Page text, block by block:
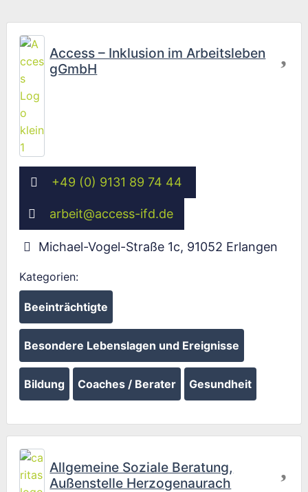
Access – Inklusion im Arbeitsleben
gGmbH
+49 (0) 9131 89 74 44
arbeit@access-ifd.de
Michael-Vogel-Straße 1c, 91052 Erlangen
Kategorien:
Beeinträchtigte
Besondere Lebenslagen und Ereignisse
Bildung Coaches / Berater Gesundheit
Allgemeine Soziale Beratung,
Außenstelle Herzogenaurach